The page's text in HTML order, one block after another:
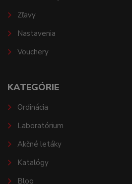
Zľavy
Nastavenia
Vouchery
KATEGÓRIE
Ordinácia
Laboratórium
Akčné letáky
Katalógy
Blog